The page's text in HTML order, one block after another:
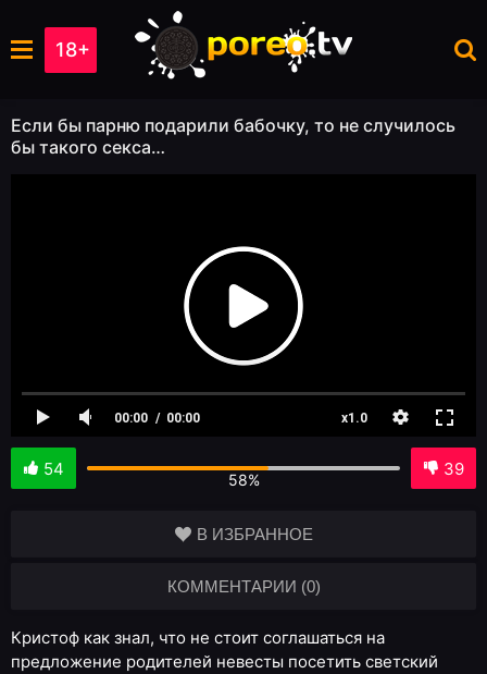
18+
Если бы парню подарили бабочку, то не случилось
бы такого секса…
54
58%
39
КОММЕНТАРИИ (0)
В ИЗБРАННОЕ
Кристоф как знал, что не стоит соглашаться на
предложение родителей невесты посетить светский